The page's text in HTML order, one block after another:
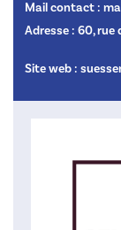
Mail contact :
Adresse : 60, rue
Site web :